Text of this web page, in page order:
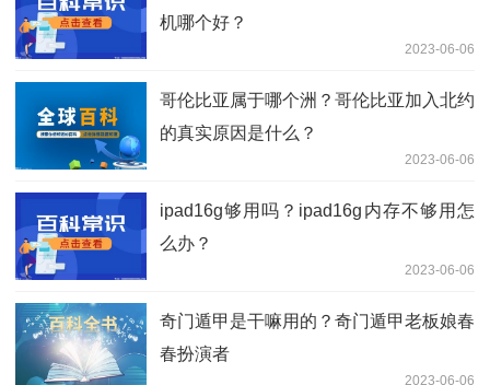
机哪个好？
2023-06-06
哥伦比亚属于哪个洲？哥伦比亚加入北约
的真实原因是什么？
2023-06-06
ipad16g够用吗？ipad16g内存不够用怎
么办？
2023-06-06
奇门遁甲是干嘛用的？奇门遁甲老板娘春
春扮演者
2023-06-06